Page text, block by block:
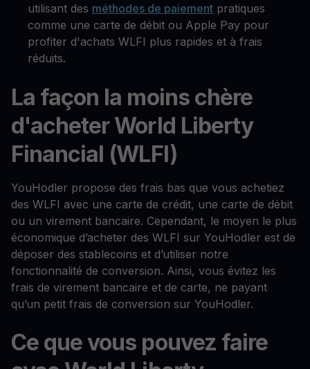
utilisant des méthodes de paiement pratiques
comme une carte de débit ou Apple Pay pour
profiter d'achats WLFI plus rapides et à frais
réduits.
La façon la moins chère
d'acheter World Liberty
Financial (WLFI)
YouHodler propose des frais bas que vous achetiez
des WLFI avec une carte de crédit, une carte de débit
ou un virement bancaire. Cependant, le moyen le plus
économique d’acheter des WLFI sur YouHodler est de
déposer des stablecoins et d’utiliser notre
fonctionnalité de conversion. Ainsi, vous évitez les
frais de virement bancaire et de carte, ne payant
qu’un petit frais de conversion sur YouHodler.
Ce que vous pouvez faire